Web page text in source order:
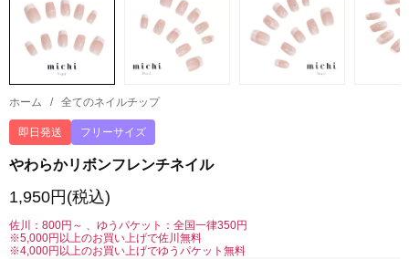
ホーム / 全てのネイルチップ
即日発送 フリーサイズ
やわらかリボンフレンチネイル
1,950円(税込)
佐川：800円～ 、ゆうパケット：全国一律350円
※5,000円以上のお買い上げで佐川無料
※4,000円以上のお買い上げでゆうパケット無料